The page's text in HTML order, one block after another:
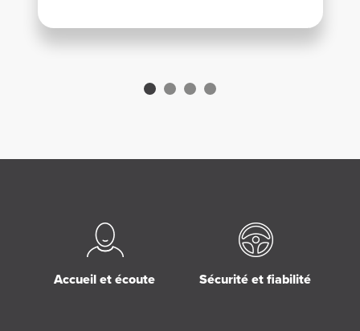
Accueil et écoute Sécurité et fiabilité